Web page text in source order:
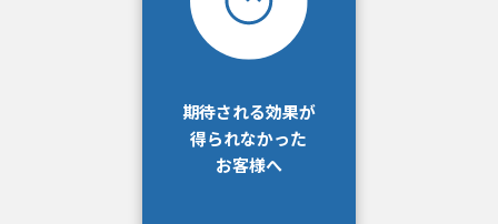
期待される効果が
得られなかった
お客様へ